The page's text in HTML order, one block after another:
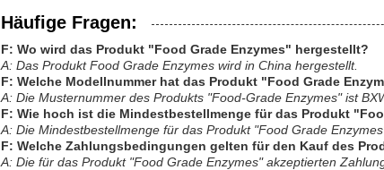
Häufige Fragen:
F: Wo wird das Produkt "Food Grade Enzymes" hergestellt?
A: Das Produkt Food Grade Enzymes wird in China hergestellt.
F: Welche Modellnummer hat das Produkt "Food Grade
A: Die Musternummer des Produkts "Food-Grade Enzymes" ist
F: Wie hoch ist die Mindestbestellmenge für das Produkt
A: Die Mindestbestellmenge für das Produkt "Food Grade
F: Welche Zahlungsbedingungen gelten für den Kauf des
A: Die für das Produkt "Food Grade Enzymes" akzeptierten